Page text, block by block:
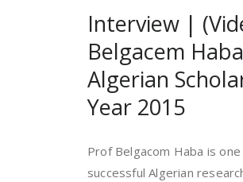
Interview |
Belgacem
Algerian
Year 2015
Prof Belgacom Haba is
successful Algerian